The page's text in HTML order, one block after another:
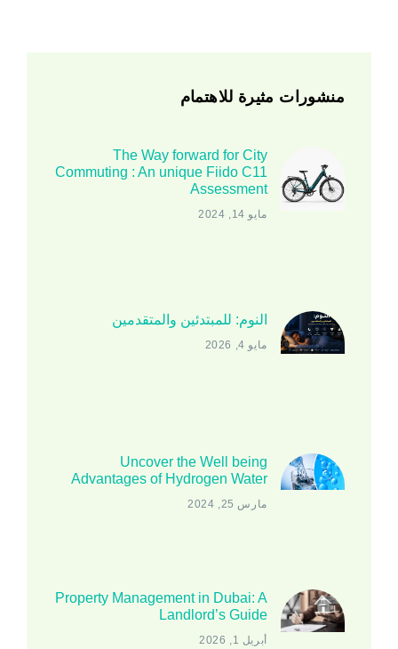
منشورات مثيرة للاهتمام
The Way forward for City
Commuting : An unique Fiido C11
Assessment
مايو 14, 2024
النوم: للمبتدئين والمتقدمين
مايو 4, 2026
Uncover the Well being
Advantages of Hydrogen Water
مارس 25, 2024
Property Management in Dubai: A
Landlord’s Guide
أبريل 1, 2026